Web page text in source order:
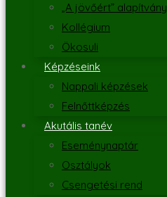
„A jövőért” alapítvány
Kollégium
Ökosuli
Képzéseink
Nappali képzések
Felnőttképzés
Akutális tanév
Eseménynaptár
Osztályok
Csengetési rend